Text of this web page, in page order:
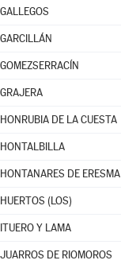
GALLEGOS
GARCILLÁN
GOMEZSERRACÍN
GRAJERA
HONRUBIA DE LA CUESTA
HONTALBILLA
HONTANARES DE ERESMA
HUERTOS (LOS)
ITUERO Y LAMA
JUARROS DE RIOMOROS